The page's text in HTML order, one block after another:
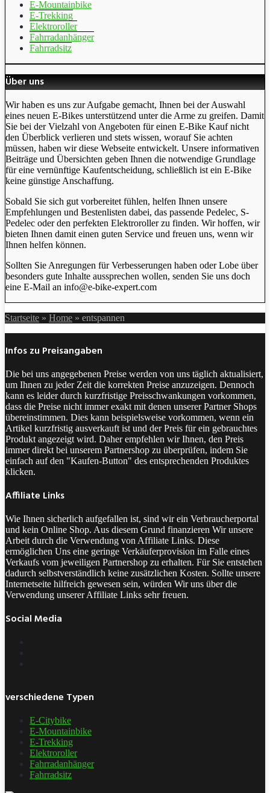
E-Mountainbike
E-Trekking
Elektroroller
Fahrradanhänger
Fahrradsitz
Über uns
Wir haben es uns zur Aufgabe gemacht, Ihnen bei der Auswahl
eines neuen E-Bikes unterstützend unter die Arme zu greifen. Damit
Sie bei der Vielzahl von Angeboten für einen E-Bike Kauf nicht
den Überblick verlieren und stets wissen, worauf Sie achten
müssen, haben wir diese Webseite entwickelt. Unsere informativen
Beiträge und Übersichten geben Ihnen die notwendige Grundlage
für eine vernünftige Kaufentscheidung, schließlich ist ein E-Bike
keine günstige Anschaffung.
Sobald Sie sich gut vorbereitet fühlen, helfen Ihnen unsere
Empfehlungen und Bestenlisten dabei, das passende Pedelec, S-
Pedelec oder den perfekten Elektroroller zu finden. Wir hoffen, wir
bieten Ihnen damit einen guten Service und freuen uns, wenn wir
Ihnen helfen können.
Sollten Sie Anregungen für Verbesserungen haben oder Lobe über
besonders gute Inhalte aussprechen wollen, senden Sie uns doch
eine E-Mail an info@e-bike-expert.com
Startseite » Home » entspannen
Infos zu Preisangaben
Die bei uns angegebenen Preise werden von uns täglich aktualisiert,
um Ihnen zu jeder Zeit die korrekten Preise anzuzeigen. Dennoch
kann es leider durch kurzfristige Preisschwankungen vorkommen,
dass die Preise nicht immer exakt mit denen unserer Partner Shops
übereinstimmen. Dies kann beispielsweise vorkommen, wenn ein
Artikel kurzfristig ausverkauft ist und der Preis für ein gebrauchtes
Produkt angezeigt wird. Daher empfehlen wir Ihnen, den Preis
immer direkt bei unserem Partnershop zu überprüfen, indem Sie
einfach auf den "Kaufen-Button" des entsprechenden Produktes
klicken.
Affiliate Links
Wie Ihnen sicherlich aufgefallen ist, sind wir ein Verbraucherportal
und kein Online Shop. Aus diesem Grund finanzieren Wir unsere
Arbeit durch die Verwendung von Affiliate Links. Diese
ermöglichen Uns eine geringe Verkäuferprovision im Falle eines
Verkaufs vom jeweiligen Partnershop zu erhalten. Für Sie entstehen
dadurch selbstverständlich keine zusätzlichen Kosten. Sollte unsere
Internetseite hilfreich gewesen sein, würden Wir uns über die
Verwendung unserer Affiliate Links sehr freuen.
Social Media
verschiedene Typen
E-Citybike
E-Mountainbike
E-Trekking
Elektroroller
Fahrradanhänger
Fahrradsitz